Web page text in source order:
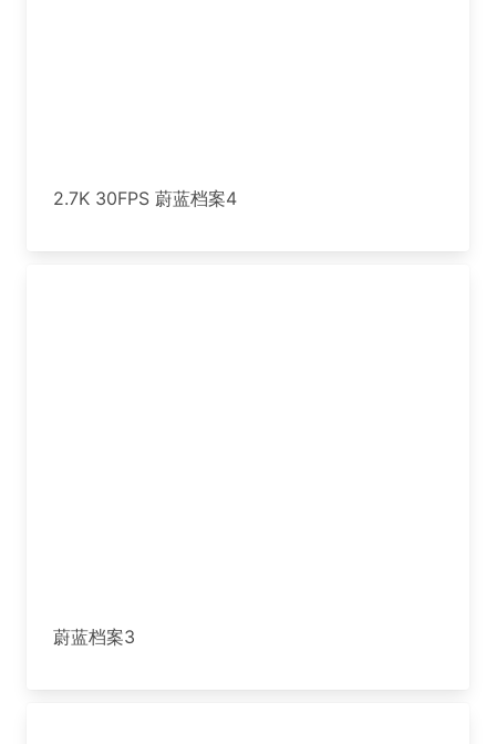
2.7K 30FPS 蔚蓝档案4
蔚蓝档案3